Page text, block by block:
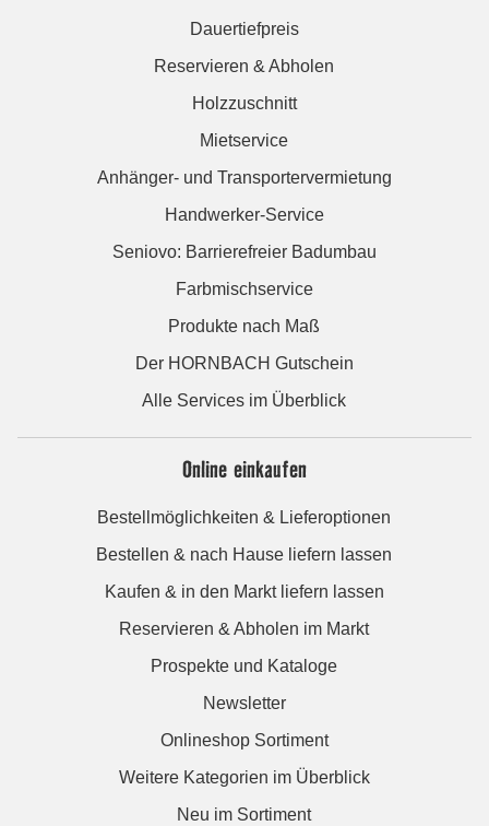
Dauertiefpreis
Reservieren & Abholen
Holzzuschnitt
Mietservice
Anhänger- und Transportervermietung
Handwerker-Service
Seniovo: Barrierefreier Badumbau
Farbmischservice
Produkte nach Maß
Der HORNBACH Gutschein
Alle Services im Überblick
Online einkaufen
Bestellmöglichkeiten & Lieferoptionen
Bestellen & nach Hause liefern lassen
Kaufen & in den Markt liefern lassen
Reservieren & Abholen im Markt
Prospekte und Kataloge
Newsletter
Onlineshop Sortiment
Weitere Kategorien im Überblick
Neu im Sortiment